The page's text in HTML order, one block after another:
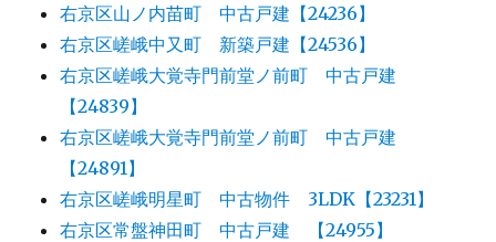
右京区山ノ内苗町 中古戸建【24236】
右京区嵯峨中又町 新築戸建【24536】
右京区嵯峨大覚寺門前堂ノ前町 中古戸建
【24839】
右京区嵯峨大覚寺門前堂ノ前町 中古戸建
【24891】
右京区嵯峨明星町 中古物件 3LDK【23231】
右京区常盤神田町 中古戸建 【24955】